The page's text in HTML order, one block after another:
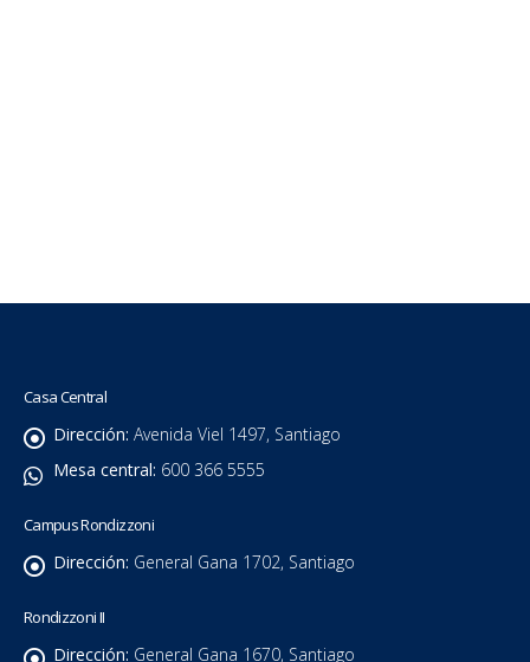
Casa Central
Dirección: Avenida Viel 1497, Santiago
Mesa central: 600 366 5555
Campus Rondizzoni
Dirección: General Gana 1702, Santiago
Rondizzoni II
Dirección: General Gana 1670, Santiago